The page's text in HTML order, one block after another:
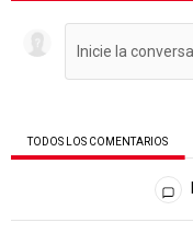
TODOS LOS COMENTARIOS
Todos los